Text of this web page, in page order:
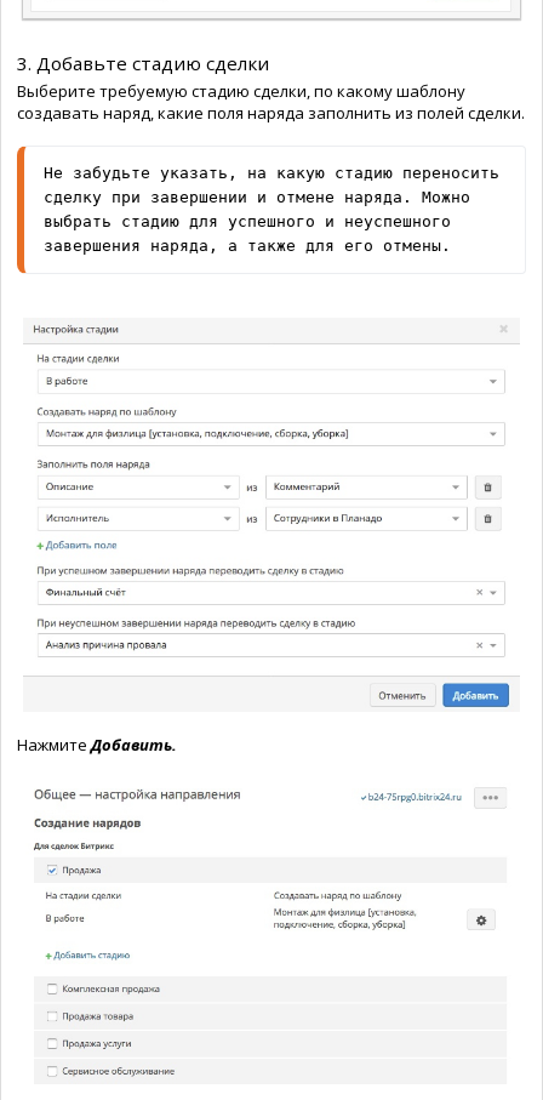
3. Добавьте стадию сделки
Выберите требуемую стадию сделки, по какому шаблону
создавать наряд, какие поля наряда заполнить из полей сделки.
Не забудьте указать, на какую стадию переносить
сделку при завершении и отмене наряда. Можно
выбрать стадию для успешного и неуспешного
завершения наряда, а также для его отмены.
НажмитеДобавить.